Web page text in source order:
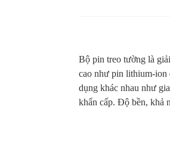
Bộ pin treo tường là
cao như pin lithium-ion
dụng khác nhau như
khẩn cấp. Độ bền, khả